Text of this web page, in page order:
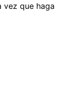
vez que haga